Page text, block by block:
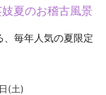
妓夏のお稽古風景
毎年人気の夏限定
(土)